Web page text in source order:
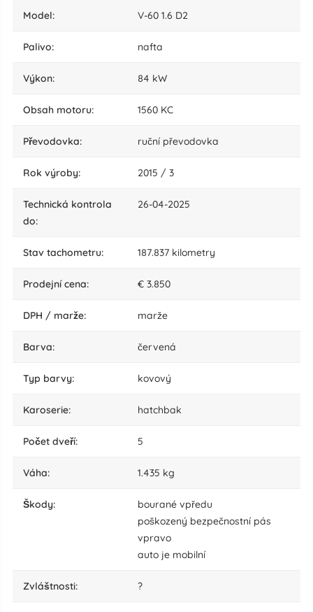
model: V-60 1.6 D2
palivo: nafta
výkon: 84 kW
obsah motoru: 1560 KC
převodovka: ruční převodovka
rok výroby: 2015 / 3
technická kontrola
do:
26-04-2025
stav tachometru: 187.837 kilometry
Prodejní cena: € 3.850
DPH / marže: marže
barva: červená
typ barvy: kovový
karoserie: hatchbak
počet dveří: 5
váha: 1.435 kg
škody:
bourané vpředu
poškozený bezpečnostní pás
vpravo
auto je mobilní
zvláštnosti: ?